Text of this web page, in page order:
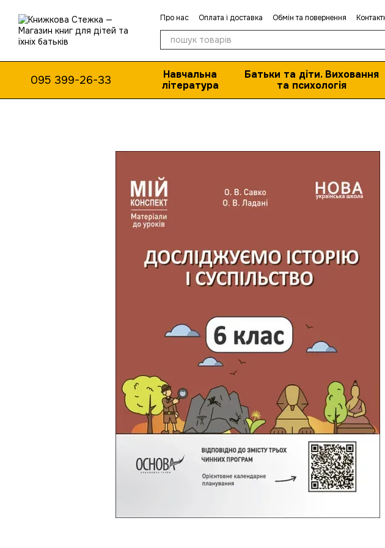
Про нас Оплата і доставка Обмін та повернення
095 399-26-33
Навчальна
література
Батьки та діти. Виховання
та психологія